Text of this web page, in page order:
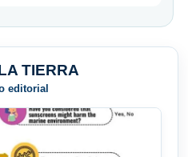
TIERRA
editorial